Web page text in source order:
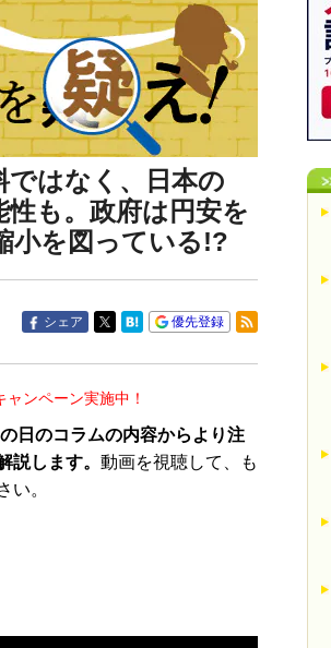
ではなく、日本の
も。政府は円安を
小を図っている!?
シェア 優先登録
ンペーン実施中！
日のコラムの内容からより注
説します。 動画を視聴して、も
い。